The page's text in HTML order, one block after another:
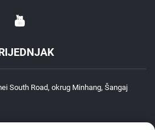
South Road, okrug Minhang, Šangaj